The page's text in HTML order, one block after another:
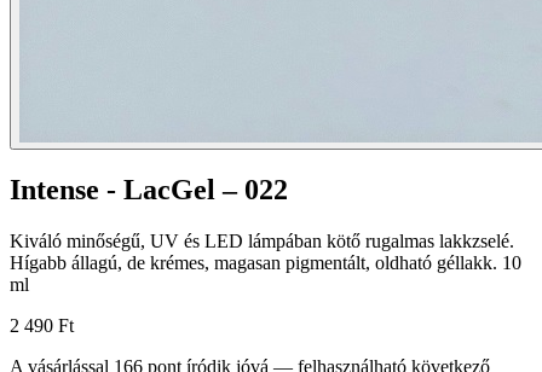
Intense - LacGel – 022
Kiváló minőségű, UV és LED lámpában kötő rugalmas lakkzselé.
Hígabb állagú, de krémes, magasan pigmentált, oldható géllakk. 10
ml
2 490 Ft
A vásárlással 166 pont íródik jóvá — felhasználható következő